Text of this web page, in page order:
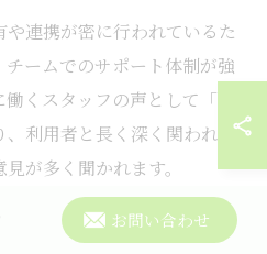
連携が密に行われているた
ームでのサポート体制が強
くスタッフの声として「地
利用者と長く深く関われる
が多く聞かれます。
強い地元企業の選
お問い合わせ